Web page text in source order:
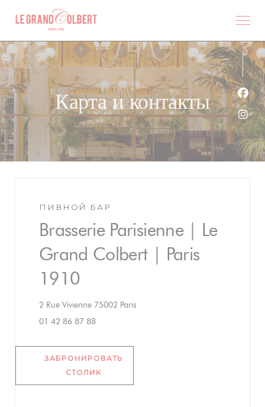
Панель управления cookies
Карта и контакты
ПИВНОЙ БАР
Brasserie Parisienne | Le
Grand Colbert | Paris
1910
2 Rue Vivienne 75002 Paris
01 42 86 87 88
ЗАБРОНИРОВАТЬ
СТОЛИК